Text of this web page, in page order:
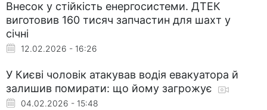
Внесок у стійкість енергосистеми. ДТЕК
виготовив 160 тисяч запчастин для шахт у
січні
12.02.2026 - 16:26
У Києві чоловік атакував водія евакуатора й
залишив помирати: що йому загрожує
04.02.2026 - 15:48